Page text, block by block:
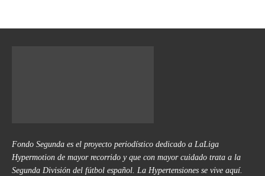
Fondo Segunda es el proyecto periodístico dedicado a LaLiga
Hypermotion de mayor recorrido y que con mayor cuidado trata a la
Segunda División del fútbol español. La Hypertensiones se vive aquí.